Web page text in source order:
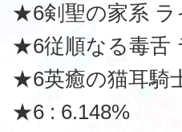
★6剣聖の家系 ラ
★6従順なる毒舌
★6英癒の猫耳騎
★6 : 6.148%